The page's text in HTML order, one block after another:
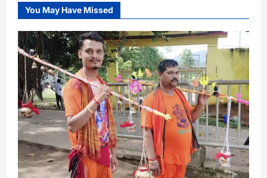
You May Have Missed